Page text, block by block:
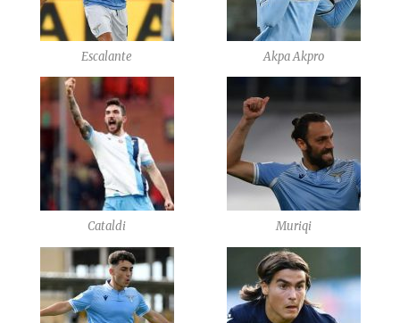
Escalante Akpa Akpro
Cataldi Muriqi